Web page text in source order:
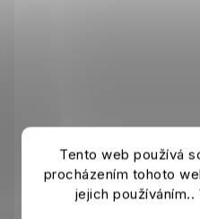
Tento web používá
procházením tohoto
jejich